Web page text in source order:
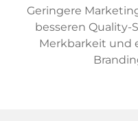
Geringere
besseren Quality-
Merkbarkeit und